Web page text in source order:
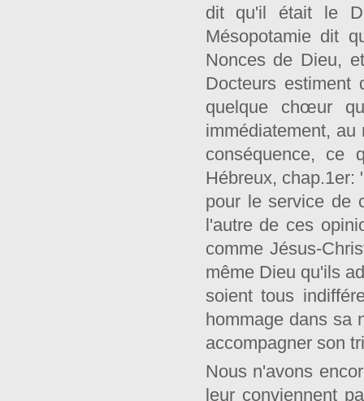
dit qu'il était le
Mésopotamie dit
Nonces de Dieu,
Docteurs estiment
quelque chœur
immédiatement,
conséquence, ce
Hébreux, chap.1er:
pour le service de
l'autre de ces
comme Jésus-
même Dieu qu'ils
soient tous
hommage dans sa
accompagner son
Nous n'avons
leur conviennent